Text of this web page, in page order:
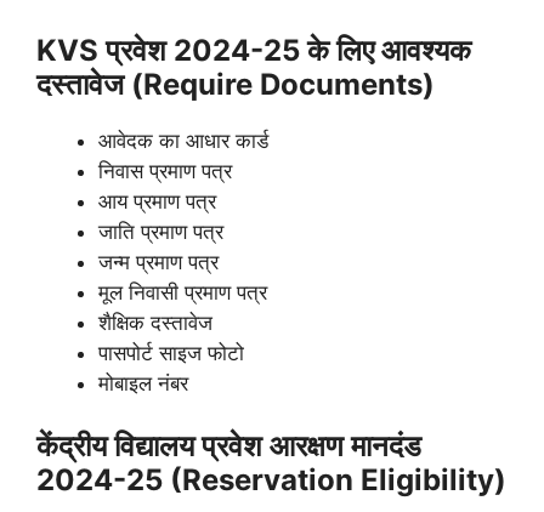
KVS प्रवेश 2024-25 के लिए आवश्यक
दस्तावेज (Require Documents)
आवेदक का आधार कार्ड
निवास प्रमाण पत्र
आय प्रमाण पत्र
जाति प्रमाण पत्र
जन्म प्रमाण पत्र
मूल निवासी प्रमाण पत्र
शैक्षिक दस्तावेज
पासपोर्ट साइज फोटो
मोबाइल नंबर
केंद्रीय विद्यालय प्रवेश आरक्षण मानदंड
2024-25 (Reservation Eligibility)